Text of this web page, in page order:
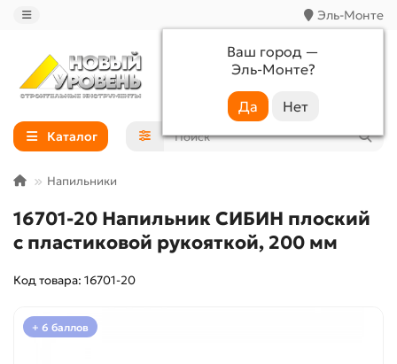
Эль-Монте
Ваш город —
Эль-Монте?
+7 (988) 233-44-52
Каталог
Напильники
16701-20 Напильник СИБИН плоский
с пластиковой рукояткой, 200 мм
Код товара: 16701-20
+ 6 баллов